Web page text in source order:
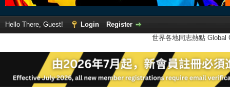
Hello There, Guest! Login
Register
世界各地同志熱點